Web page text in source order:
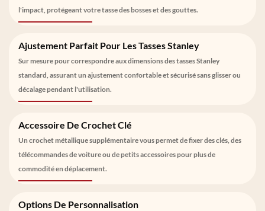
l'impact, protégeant votre tasse des bosses et des gouttes.
Ajustement Parfait Pour Les Tasses Stanley
Sur mesure pour correspondre aux dimensions des tasses Stanley
standard, assurant un ajustement confortable et sécurisé sans glisser ou
décalage pendant l'utilisation.
Accessoire De Crochet Clé
Un crochet métallique supplémentaire vous permet de fixer des clés, des
télécommandes de voiture ou de petits accessoires pour plus de
commodité en déplacement.
Options De Personnalisation